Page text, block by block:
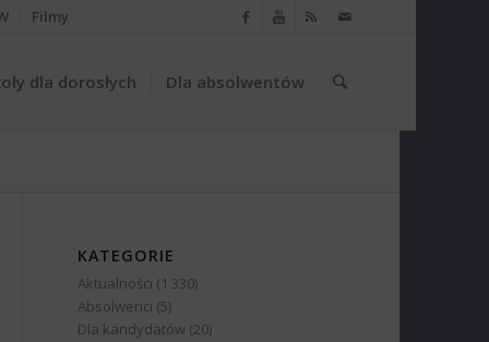
Filmy
dla dorosłych Dla absolwentów
KATEGORIE
Aktualności (1 330)
Absolwenci (5)
Dla kandydatów (20)